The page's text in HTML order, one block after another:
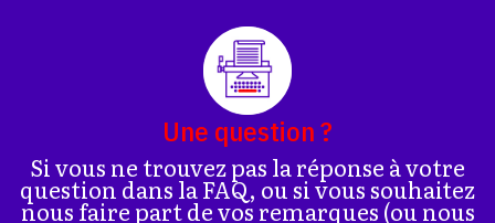
Une question ?
Si vous ne trouvez pas la réponse à votre
question dans la FAQ, ou si vous souhaitez
nous faire part de vos remarques (ou nous